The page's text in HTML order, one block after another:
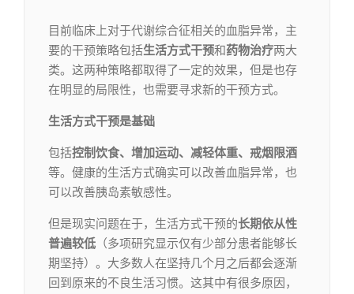
目前临床上对于代谢综合征相关的血脂异常，主
要的干预策略包括生活方式干预和药物治疗两大
类。这两种策略都取得了一定的效果，但是也存
在明显的局限性，也需要寻求新的干预方式。
生活方式干预是基础
包括控制饮食、增加运动、减轻体重、戒烟限酒
等。健康的生活方式确实可以改善血脂异常，也
可以改善胰岛素敏感性。
但是现实问题在于，生活方式干预的长期依从性
普遍较低 （多项研究显示仅有少部分患者能够长
期坚持）。大多数人在坚持几个月之后都会逐渐
回到原来的不良生活习惯。这其中有很多原因，